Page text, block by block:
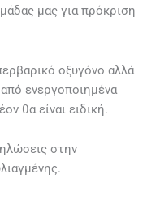
μας για πρόκριση
οξυγόνο αλλά
ενεργοποιημένα
θα είναι ειδική.
στην